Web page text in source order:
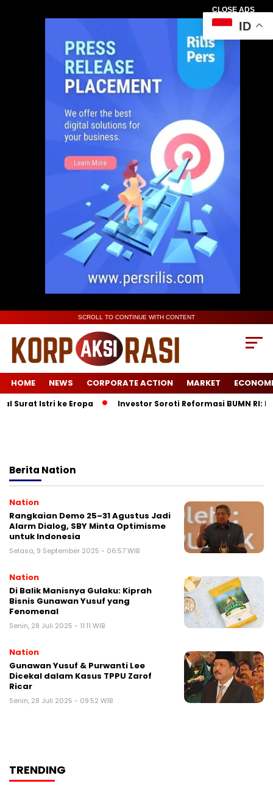
CLOSE ADS
SCROLL TO CONTINUE WITH CONTENT
HOME NEWS CORPORATE ACTION MARKET
Surat Istri ke Eropa Investor Soroti Reformasi BUMN RI:
Berita Nation
Nation
Rangkaian Demo 25–31 Agustus Jadi
Alarm Dialog, SBY Minta Optimisme
untuk Indonesia
Selasa, 9 September 2025 - 06:57 WIB
Nation
Di Balik Manisnya Gulaku: Kiprah
Bisnis Gunawan Yusuf yang
Fenomenal
Senin, 28 Juli 2025 - 11:11 WIB
Nation
Gunawan Yusuf & Purwanti Lee
Dicekal dalam Kasus TPPU Zarof
Ricar
Senin, 28 Juli 2025 - 09:52 WIB
TRENDING
ID